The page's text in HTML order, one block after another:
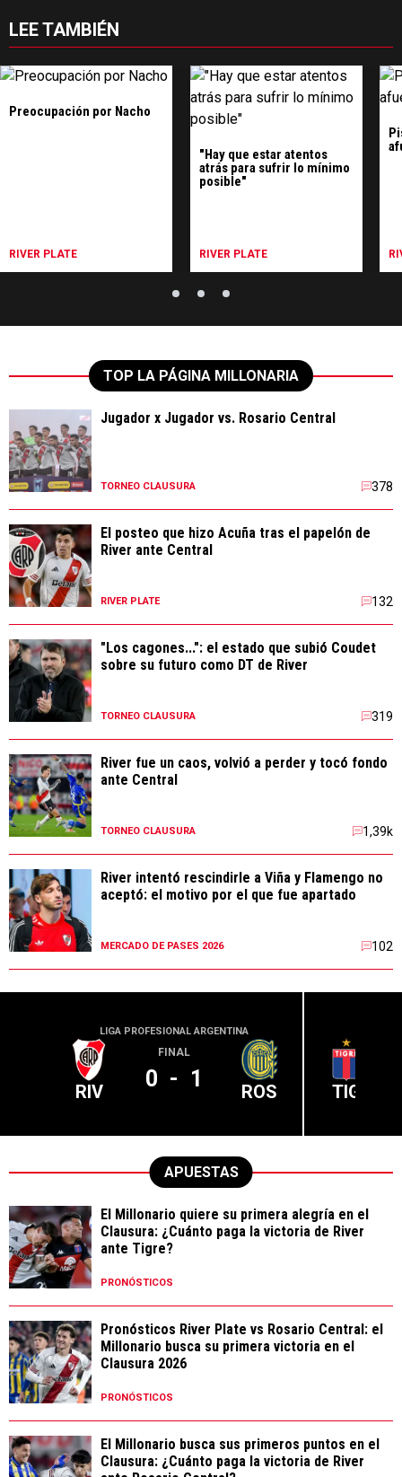
LEE TAMBIÉN
Preocupación por Nacho
RIVER PLATE
"Hay que estar atentos
atrás para sufrir lo mínimo
posible"
RIVER PLATE
TOP LA PÁGINA MILLONARIA
Jugador x Jugador vs. Rosario Central
TORNEO CLAUSURA 378
El posteo que hizo Acuña tras el papelón de
River ante Central
RIVER PLATE 132
"Los cagones...": el estado que subió Coudet
sobre su futuro como DT de River
TORNEO CLAUSURA 319
River fue un caos, volvió a perder y tocó fondo
ante Central
TORNEO CLAUSURA 1,39k
River intentó rescindirle a Viña y Flamengo no
aceptó: el motivo por el que fue apartado
MERCADO DE PASES 2026 102
LIGA PROFESIONAL ARGENTINA
RIV
FINAL
0 - 1 ROS TIG
APUESTAS
El Millonario quiere su primera alegría en el
Clausura: ¿Cuánto paga la victoria de River
ante Tigre?
PRONÓSTICOS
Pronósticos River Plate vs Rosario Central: el
Millonario busca su primera victoria en el
Clausura 2026
PRONÓSTICOS
El Millonario busca sus primeros puntos en el
Clausura: ¿Cuánto paga la victoria de River